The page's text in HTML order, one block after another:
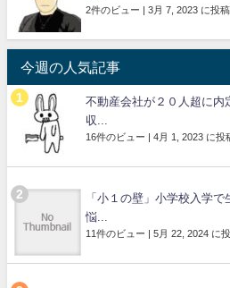
2件のビュー | 3月 7, 2023 に投
今週の人気記事
不動産会社が２０人超に
収...
16件のビュー | 4月 1, 2023 に投
「小１の壁」小学校入学
悩...
11件のビュー | 5月 22, 2024 に